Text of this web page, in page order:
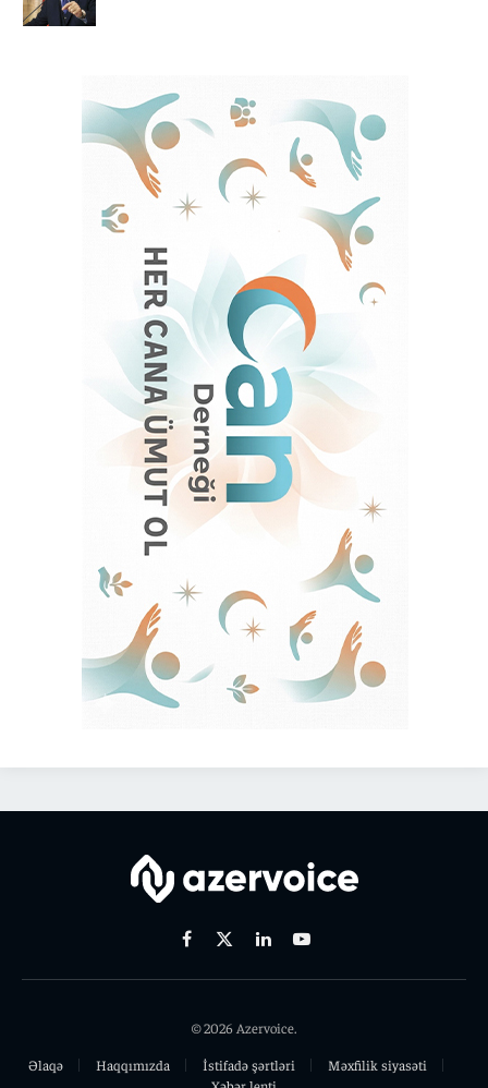
Facebook
X
LinkedinYoutube
© 2026 Azervoice.
Əlaqə
Haqqımızda İstifadə şərtləri
Məxfilik siyasəti